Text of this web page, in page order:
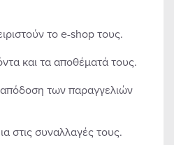
το e-shop τους.
και τα αποθέματά τους.
απόδοση των παραγγελιών
στις συναλλαγές τους.